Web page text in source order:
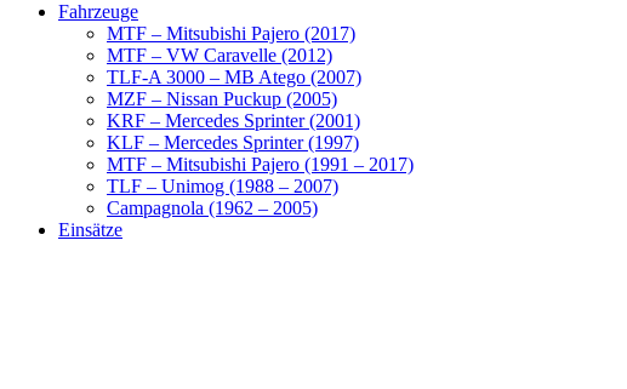
Fahrzeuge
MTF – Mitsubishi Pajero (2017)
MTF – VW Caravelle (2012)
TLF-A 3000 – MB Atego (2007)
MZF – Nissan Puckup (2005)
KRF – Mercedes Sprinter (2001)
KLF – Mercedes Sprinter (1997)
MTF – Mitsubishi Pajero (1991 – 2017)
TLF – Unimog (1988 – 2007)
Campagnola (1962 – 2005)
Einsätze